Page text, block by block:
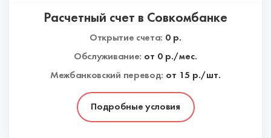
Подробные условия
Расчетный счет в Совкомбанке
Открытие счета: 0 р.
Обслуживание: от 0р./мес.
Межбанковский перевод: от 15 р./шт.